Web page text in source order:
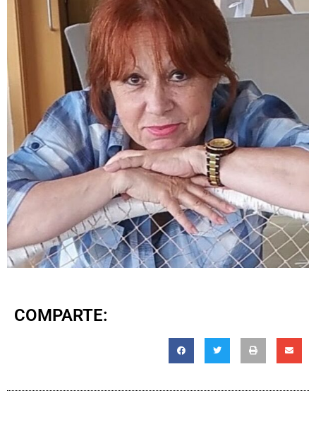
COMPARTE: